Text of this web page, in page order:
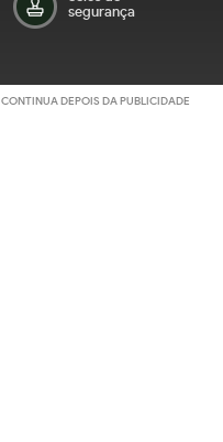
segurança
CONTINUA DEPOIS DA PUBLICIDADE